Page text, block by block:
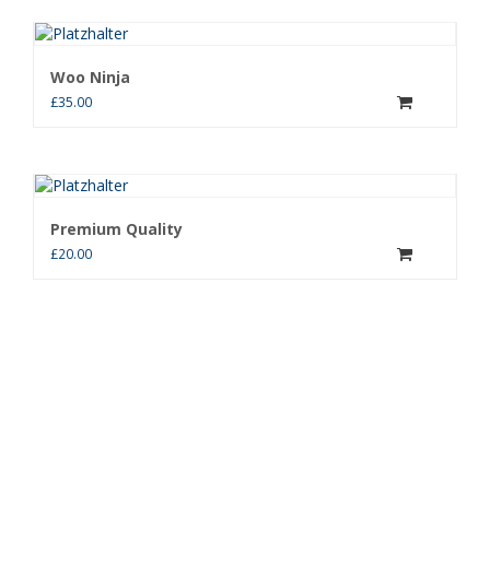
Woo Ninja
£35.00
Premium Quality
£20.00